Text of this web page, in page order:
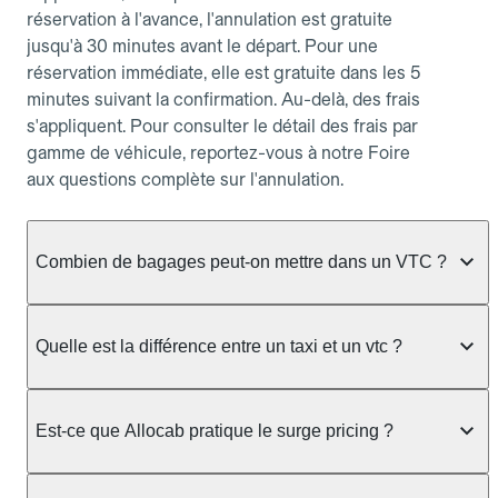
réservation à l'avance, l'annulation est gratuite
jusqu'à 30 minutes avant le départ. Pour une
réservation immédiate, elle est gratuite dans les 5
minutes suivant la confirmation. Au-delà, des frais
s'appliquent. Pour consulter le détail des frais par
gamme de véhicule, reportez-vous à notre Foire
aux questions complète sur l'annulation.
Combien de bagages peut-on mettre dans un VTC ?
réservée :
Berline, Green, Berline Affaires, VAO : jusqu'à 3
Moto-taxi : jusqu'à 2 bagages cabine TPMR : 1
bagage
Quelle est la différence entre un taxi et un vtc ?
dans la rue ou à une station, avec un tarif calculé au
réservation préalable et propose un prix fixe connu
Est-ce que Allocab pratique le surge pricing ?